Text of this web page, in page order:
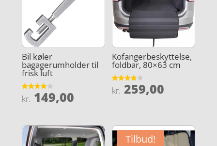
Bil køler
bagagerumholder til
frisk luft
Vurderet
3.9
kr. 149,00
Kofangerbeskyttelse,
foldbar, 80×63 cm
Vurderet
3.8
kr. 259,00
Tilbud!